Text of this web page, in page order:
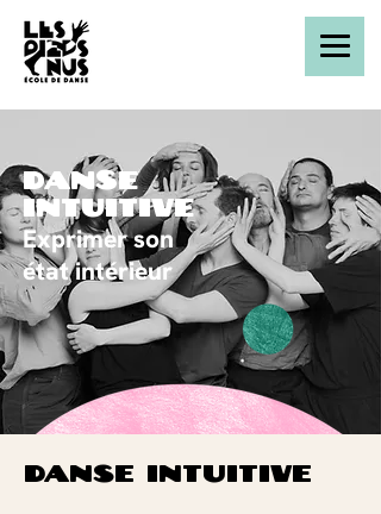
danse
intuitive
Exprimer son
état intérieur
DANSE INTUITIVE